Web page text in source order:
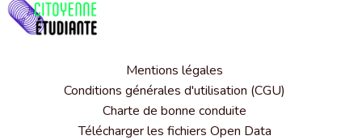
Mentions légales
Conditions générales d'utilisation (CGU)
Charte de bonne conduite
Télécharger les fichiers Open Data